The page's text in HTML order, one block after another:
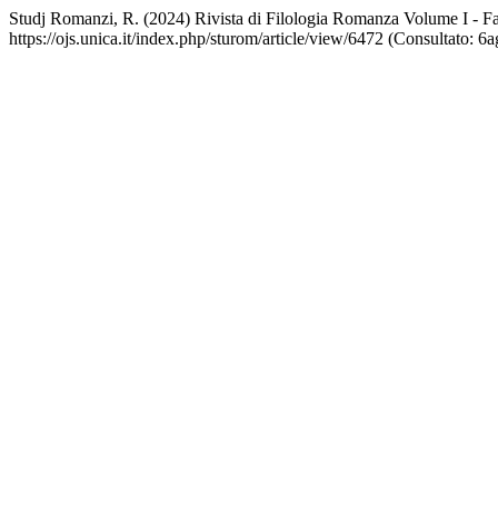
Studj Romanzi, R. (2024) Rivista di Filologia Romanza Volume I -
https://ojs.unica.it/index.php/sturom/article/view/6472 (Consultato: